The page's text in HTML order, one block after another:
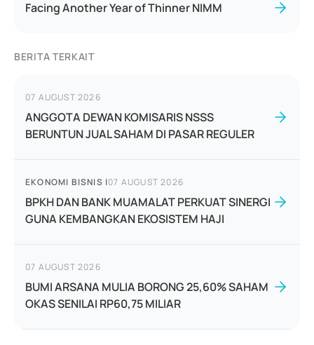
Facing Another Year of Thinner NIMM
BERITA TERKAIT
07 AUGUST 2026
ANGGOTA DEWAN KOMISARIS NSSS
BERUNTUN JUAL SAHAM DI PASAR REGULER
EKONOMI BISNIS |07 AUGUST 2026
BPKH DAN BANK MUAMALAT PERKUAT SINERGI
GUNA KEMBANGKAN EKOSISTEM HAJI
07 AUGUST 2026
BUMI ARSANA MULIA BORONG 25,60% SAHAM
OKAS SENILAI RP60,75 MILIAR